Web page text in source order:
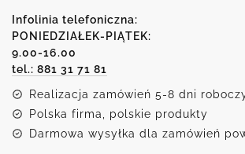
motywem
misiów
Infolinia telefoniczna:
PONIEDZIAŁEK-PIĄTEK:
9.00-16.00
tel.: 881 31 71 81
Realizacja zamówień 5-8 dni
Polska firma, polskie produkty
Darmowa wysyłka dla zamówień